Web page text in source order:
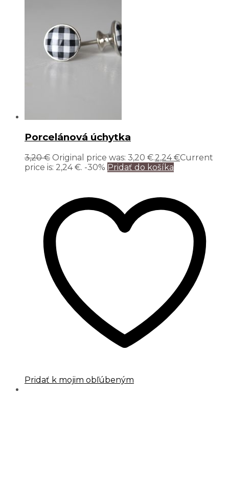
Porcelánová úchytka
3,20€ Original price was: 3,20 €.2,24€Current
price is: 2,24 €. -30% Pridať do košíka
Pridať k mojim obľúbeným